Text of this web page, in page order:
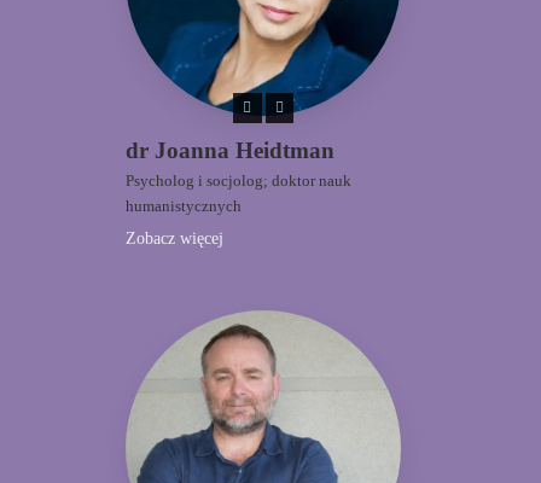
dr Joanna Heidtman
Psycholog i socjolog; doktor nauk
humanistycznych
Zobacz więcej